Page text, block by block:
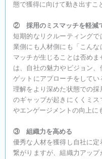
態で獲得に向けて動き出すこ
② 採用のミスマッチを軽減
短期的なリクルーティング
業側にも人材側にも「こん
マッチが生じることは否め
は、自社の魅力やビジョン
ゲットにアプローチをして
理解をより深めた状態での
のギャップが起きにくくミ
やエンゲージメントの向上に
③ 組織力を高める
優秀な人材を獲得し自社に
繋がりますが、組織力アッ